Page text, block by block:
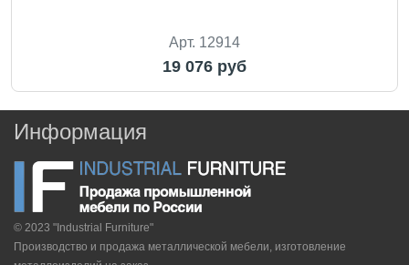
Арт. 12914
19 076 руб
Информация
© 2023 "Industrial Furniture"
Производство и продажа металлической мебели, изготовление